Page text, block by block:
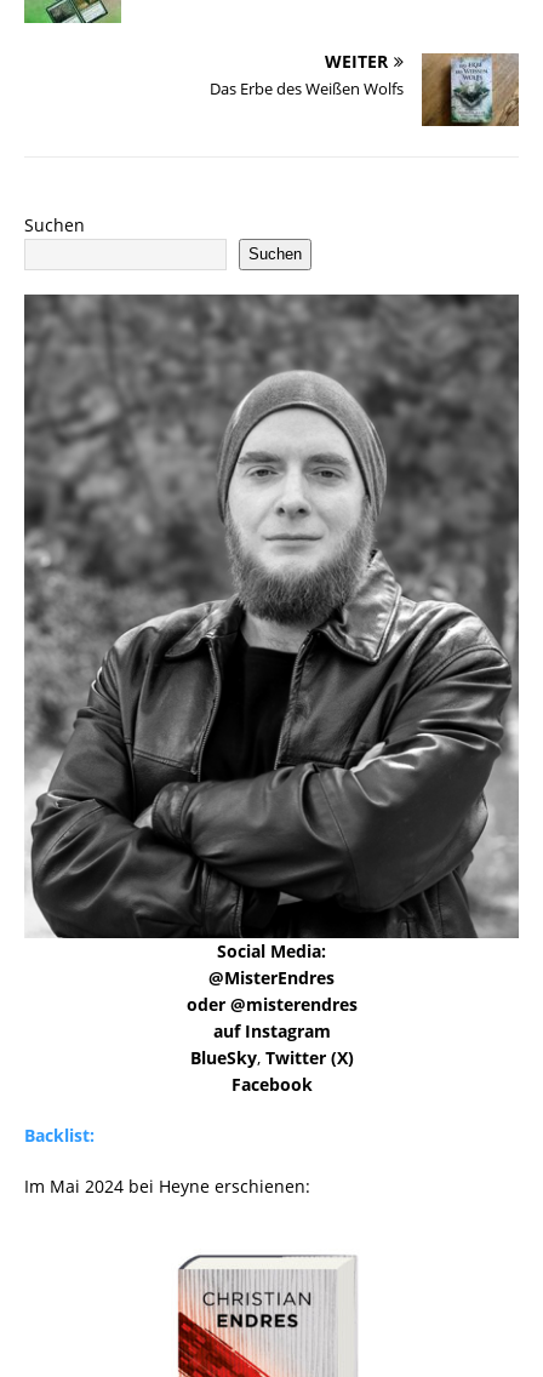
WEITER
Das Erbe des Weißen Wolfs
Suchen
Suchen
Social Media:
@MisterEndres
oder @misterendres
auf Instagram
BlueSky, Twitter (X)
Facebook
Backlist:
Im Mai 2024 bei Heyne erschienen: